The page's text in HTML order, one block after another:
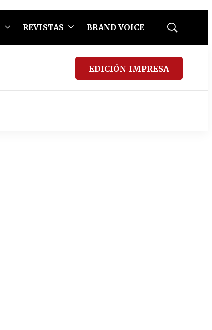
REVISTAS BRAND VOICE
Mostrar
EDICIÓN IMPRESA